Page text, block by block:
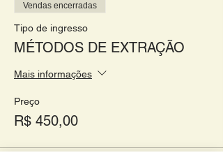
Vendas encerradas
Tipo de ingresso
MÉTODOS DE EXTRAÇÃO
Mais informações
Preço
R$ 450,00